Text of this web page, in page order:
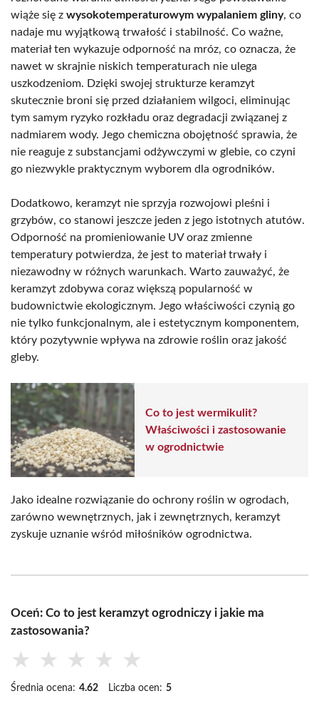
wiąże się z wysokotemperaturowym wypalaniem gliny, co
nadaje mu wyjątkową trwałość i stabilność. Co ważne,
materiał ten wykazuje odporność na mróz, co oznacza, że
nawet w skrajnie niskich temperaturach nie ulega
uszkodzeniom. Dzięki swojej strukturze keramzyt
skutecznie broni się przed działaniem wilgoci, eliminując
tym samym ryzyko rozkładu oraz degradacji związanej z
nadmiarem wody. Jego chemiczna obojętność sprawia, że
nie reaguje z substancjami odżywczymi w glebie, co czyni
go niezwykle praktycznym wyborem dla ogrodników.
Dodatkowo, keramzyt nie sprzyja rozwojowi pleśni i
grzybów, co stanowi jeszcze jeden z jego istotnych atutów.
Odporność na promieniowanie UV oraz zmienne
temperatury potwierdza, że jest to materiał trwały i
niezawodny w różnych warunkach. Warto zauważyć, że
keramzyt zdobywa coraz większą popularność w
budownictwie ekologicznym. Jego właściwości czynią go
nie tylko funkcjonalnym, ale i estetycznym komponentem,
który pozytywnie wpływa na zdrowie roślin oraz jakość
gleby.
Co to jest wermikulit?
Właściwości i zastosowanie
w ogrodnictwie
Jako idealne rozwiązanie do ochrony roślin w ogrodach,
zarówno wewnętrznych, jak i zewnętrznych, keramzyt
zyskuje uznanie wśród miłośników ogrodnictwa.
Oceń: Co to jest keramzyt ogrodniczy i jakie ma
zastosowania?
★ ★ ★ ★ ★
Średnia ocena: 4.62 Liczba ocen: 5